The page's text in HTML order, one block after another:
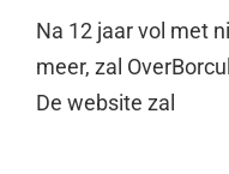
Na 12 jaar vol met
meer, zal
De website zal